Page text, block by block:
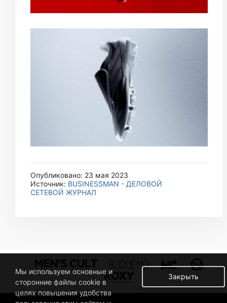
Опубликовано: 23 мая 2023
Источник: BUSINESSMAN - ДЕЛОВОЙ
СЕТЕВОЙ ЖУРНАЛ
Закрыть
Мы используем основные и
сторонние файлы cookie в
целях повышения удобства